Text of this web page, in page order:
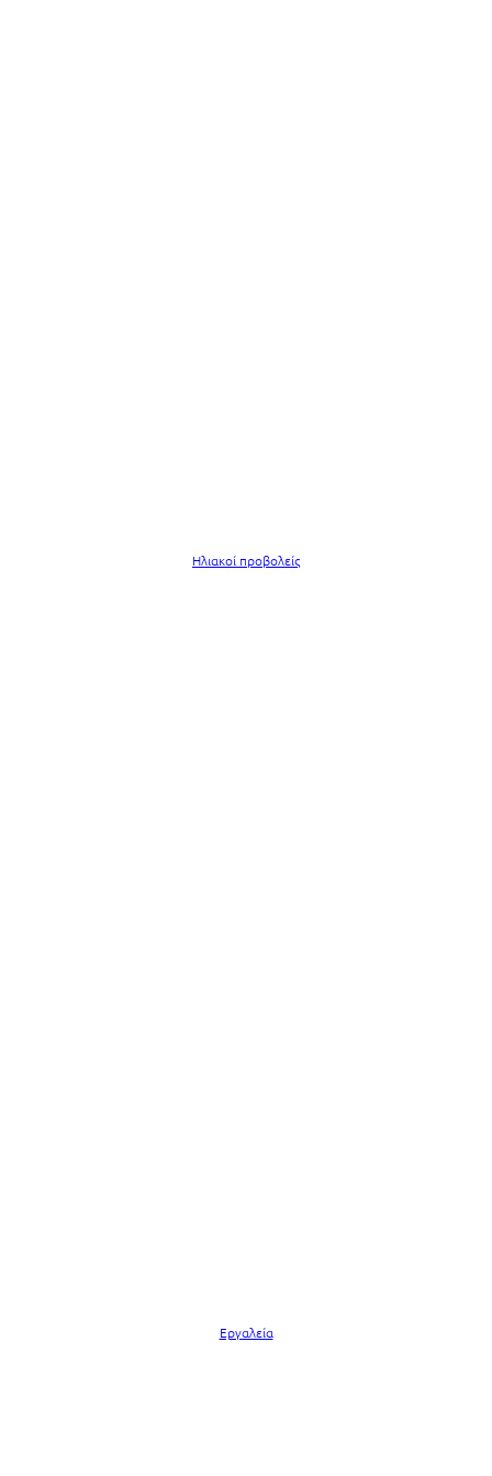
Ηλιακοί προβολείς
Εργαλεία